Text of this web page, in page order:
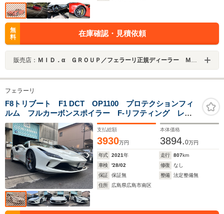
無
料
在庫確認・見積依頼
販売店： ＭＩＤ．α ＧＲＯＵＰ／フェラーリ正規ディーラー ＭＩＤ Ｓａｐｐｏｒｏ／株式会社ＭＩＤ ＡＬＦＡ
フェラーリ
F8トリブート F1 DCT OP1100 プロテクションフィ
ルム フルカーボンスポイラー F-リフティング レー
シングシートトリコロール カーボンインテリア LED
カーボンハンドル 鍛造ホイール カーボンエンジン
コンパートメント
支払総額
3930万円
本体価格
3894.0万円
年式 2021年 走行 807km
車検
'28/02 修復
なし
保証
保証無 整備
法定整備無
住所
広島県広島市南区